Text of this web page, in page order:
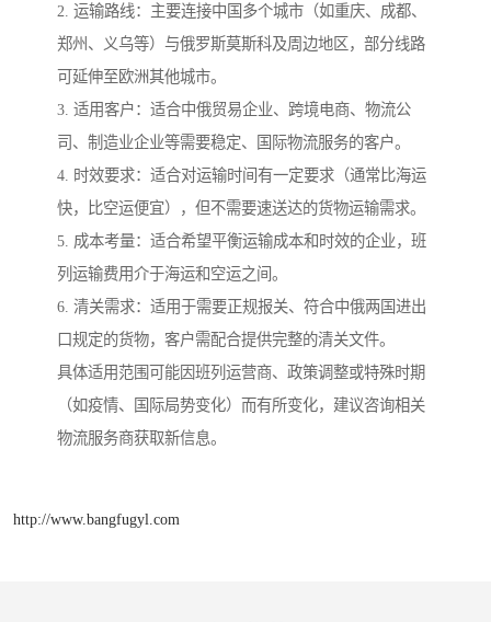
2. 运输路线：主要连接中国多个城市（如重庆、成都、
郑州、义乌等）与俄罗斯莫斯科及周边地区，部分线路
可延伸至欧洲其他城市。
3. 适用客户：适合中俄贸易企业、跨境电商、物流公
司、制造业企业等需要稳定、国际物流服务的客户。
4. 时效要求：适合对运输时间有一定要求（通常比海运
快，比空运便宜），但不需要速送达的货物运输需求。
5. 成本考量：适合希望平衡运输成本和时效的企业，班
列运输费用介于海运和空运之间。
6. 清关需求：适用于需要正规报关、符合中俄两国进出
口规定的货物，客户需配合提供完整的清关文件。
具体适用范围可能因班列运营商、政策调整或特殊时期
（如疫情、国际局势变化）而有所变化，建议咨询相关
物流服务商获取新信息。
http://www.bangfugyl.com